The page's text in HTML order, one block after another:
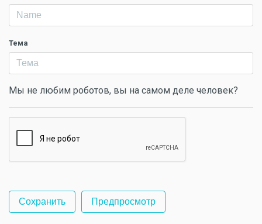
Тема
Мы не любим роботов, вы на самом деле человек?